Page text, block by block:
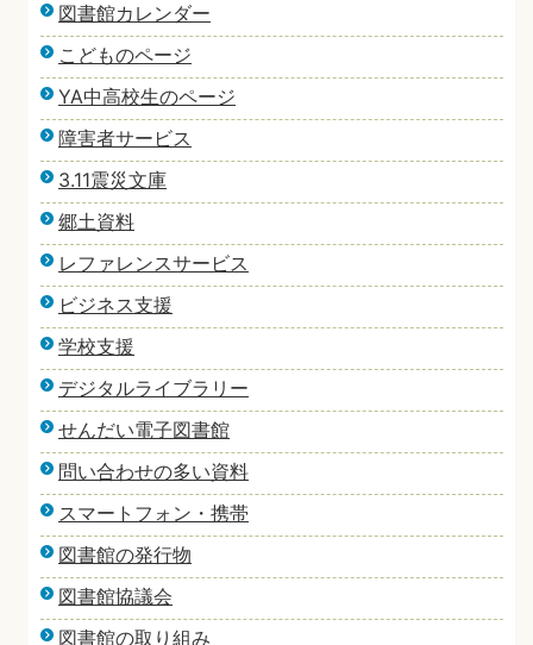
図書館カレンダー
こどものページ
YA中高校生のページ
障害者サービス
3.11震災文庫
郷土資料
レファレンスサービス
ビジネス支援
学校支援
デジタルライブラリー
せんだい電子図書館
問い合わせの多い資料
スマートフォン・携帯
図書館の発行物
図書館協議会
図書館の取り組み